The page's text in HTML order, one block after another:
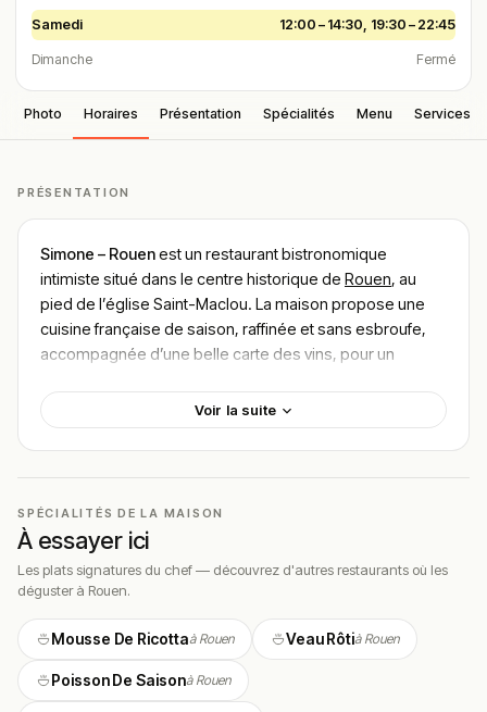
Samedi 12:00 – 14:30, 19:30 – 22:45
Dimanche Fermé
Photo Horaires Présentation Spécialités Menu Services
PRÉSENTATION
Simone – Rouenest un restaurant bistronomique
intimiste situé dans le centre historique de Rouen, au
pied de l’église Saint-Maclou. La maison propose une
cuisine française de saison, raffinée et sans esbroufe,
accompagnée d’une belle carte des vins, pour un
Le parti pris est celui d’une carte courte et maîtrisée : le
L’accueil et le conseil, notamment sur les accords mets
et vins, font partie des marqueurs régulièrement relevés.
La maison est portée par une équipe de salle attentive,
connue des habitués.
Cette fiche présente de façon factuelle l’établissement,
sa localisation et les plats documentés au moment de sa
rédaction, à partir de sources publiques vérifiées.
Voir la suite
SPÉCIALITÉS DE LA MAISON
À essayer ici
Les plats signatures du chef — découvrez d'autres restaurants où les
déguster à Rouen.
Mousse De Ricottaà Rouen Veau Rôtià Rouen
Poisson De Saisonà Rouen